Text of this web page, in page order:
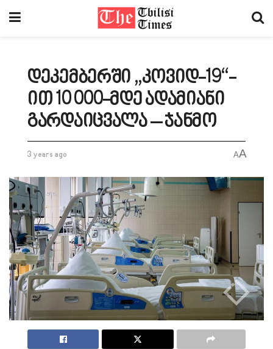
დეკემბერში „კოვიდ-19“-
ით 10 000-მდე ადამიანი
გარდაიცვალა – ჯანმო
3 years ago AA